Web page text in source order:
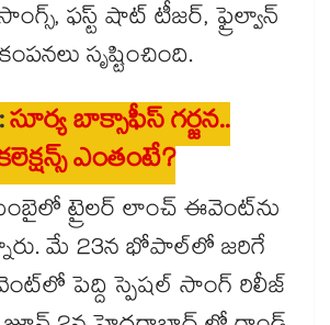
ఫస్ట్ షాట్ టీజర్, ఫ్రైల్వాన్
సృష్టించింది.
సూర్య బాక్సాఫీస్ గర్జన..
కలెక్షన్స్ ఎంతంటే?
ట్రైలర్ లాంచ్ ఈవెంట్‌‌ను
మే 23న భోపాల్‌లో జరిగే
పెద్ది స్పెషల్ సాంగ్ రిలీజ్